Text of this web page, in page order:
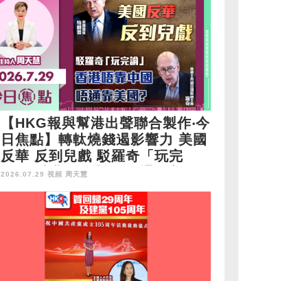
【HKG報與幫港出聲聯合製作‧今
日焦點】轉軚燒錢遏影響力 美國
反華 反到兒戲 駁羅奇「玩完
論」 香港唔靠中國 唔通靠美
國？
2026.07.29 視頻 周天慧